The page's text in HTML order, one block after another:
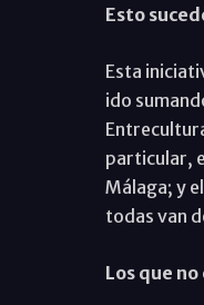
Esto
Esta
ido
particular,
Málaga; y
todas van
Los que